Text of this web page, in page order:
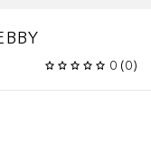
0 (0)